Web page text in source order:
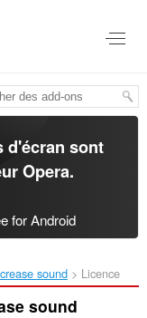
d'écran sont
Opera.
for Android
sound‎ Licence
sound